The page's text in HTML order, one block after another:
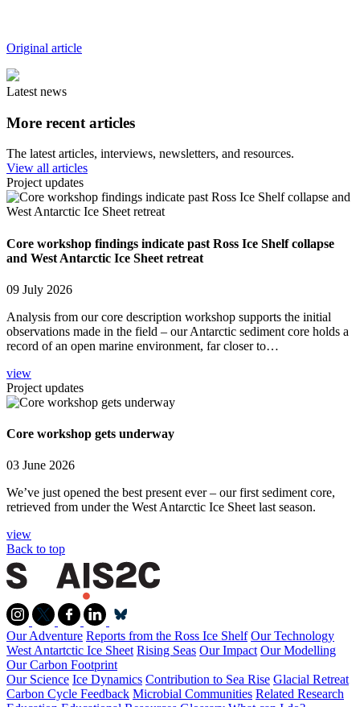
Original article
Latest news
More recent articles
The latest articles, interviews, newsletters, and resources.
View all articles
Project updates
Core workshop findings indicate past Ross Ice Shelf collapse
and West Antarctic Ice Sheet retreat
09 July 2026
Analysis from our core description workshop supports the initial
observations made in the field – our Antarctic sediment core holds a
record of an open marine environment, far closer to…
view
Project updates
Core workshop gets underway
03 June 2026
We’ve just opened the best present ever – our first sediment core,
retrieved from under the West Antarctic Ice Sheet last season.
view
Back to top
Our Adventure Reports from the Ross Ice Shelf Our Technology
West Antartctic Ice Sheet Rising Seas Our Impact Our Modelling
Our Carbon Footprint
Our Science Ice Dynamics Contribution to Sea Rise Glacial Retreat
Carbon Cycle Feedback Microbial Communities Related Research